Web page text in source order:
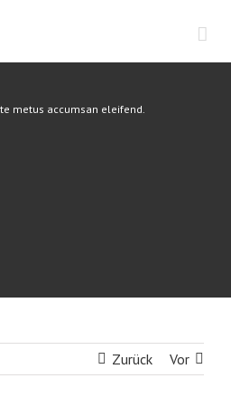
metus accumsan eleifend.
Zurück Vor